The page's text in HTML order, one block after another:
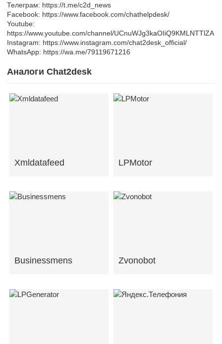
Телеграм: https://t.me/c2d_news
Facebook: https://www.facebook.com/chathelpdesk/
Youtube:
https://www.youtube.com/channel/UCnuWJg3kaOIiQ9KMLNTTlZA
Instagram: https://www.instagram.com/chat2desk_official/
WhatsApp: https://wa.me/79119671216
Аналоги Chat2desk
Xmldatafeed LPMotor
Businessmens Zvonobot